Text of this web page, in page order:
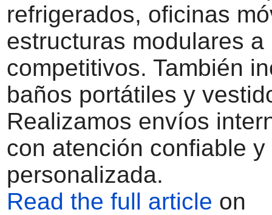
refrigerados, oficinas
estructuras modulares a
competitivos. También
baños portátiles y
Realizamos envíos
con atención confiable y
personalizada.
Read the full article on